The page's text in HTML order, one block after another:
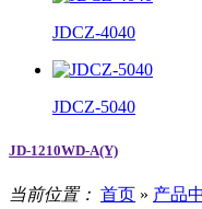
JDCZ-4040
JDCZ-5040
JD-1210WD-A(Y)
当前位置： 首页 » 产品